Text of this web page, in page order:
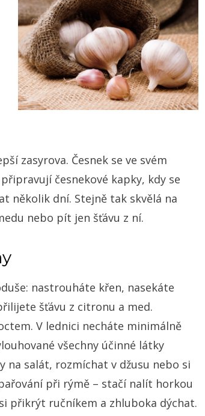
zasyrova. Česnek se ve svém
česnekové kapky, kdy se
několik dní. Stejně tak skvělá na
nebo pít jen šťávu z ní.
nastrouháte křen, nasekáte
šťávu z citronu a med.
V lednici necháte minimálně
všechny účinné látky
na salát, rozmíchat v džusu nebo si
při rýmě – stačí nalít horkou
přikrýt ručníkem a zhluboka dýchat.